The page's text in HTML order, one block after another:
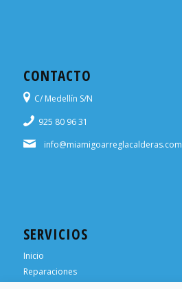
CONTACTO
C/ Medellín S/N
925 80 96 31
info@miamigoarreglacalderas.com
SERVICIOS
Inicio
Reparaciones